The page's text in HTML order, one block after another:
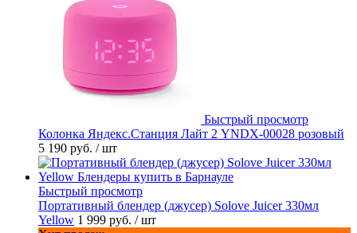
Быстрый просмотр
Колонка Яндекс.Станция Лайт 2 YNDX-00028 розовый
5 190 руб. / шт
Быстрый просмотр
Портативный блендер (джусер) Solove Juicer 330мл
Yellow 1 999 руб. / шт